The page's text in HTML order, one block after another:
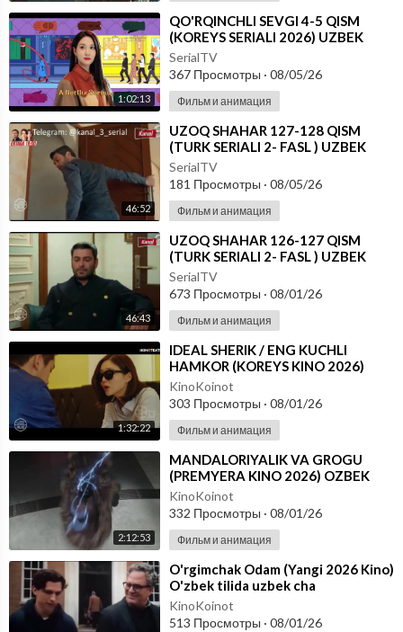
1:02:13
⁣⁣QO'RQINCHLI SEVGI 4-5 QISM
(KOREYS SERIALI 2026) UZBEK
TILIDA
SerialTV
367 Просмотры · 08/05/26
Фильм и анимация
46:52
⁣UZOQ SHAHAR 127-128 QISM
(TURK SERIALI 2- FASL ) UZBEK
TILIDA
SerialTV
181 Просмотры · 08/05/26
Фильм и анимация
46:43
⁣UZOQ SHAHAR 126-127 QISM
(TURK SERIALI 2- FASL ) UZBEK
TILIDA
SerialTV
673 Просмотры · 08/01/26
Фильм и анимация
1:32:22
⁣IDEAL SHERIK / ENG KUCHLI
HAMKOR (KOREYS KINO 2026)
UZBEK TILIDA
KinoKoinot
303 Просмотры · 08/01/26
Фильм и анимация
2:12:53
⁣MANDALORIYALIK VA GROGU
(PREMYERA KINO 2026) OZBEK
TILIDA
KinoKoinot
332 Просмотры · 08/01/26
Фильм и анимация
⁣O'rgimchak Odam (Yangi 2026 Kino)
O'zbek tilida uzbek cha
KinoKoinot
513 Просмотры · 08/01/26